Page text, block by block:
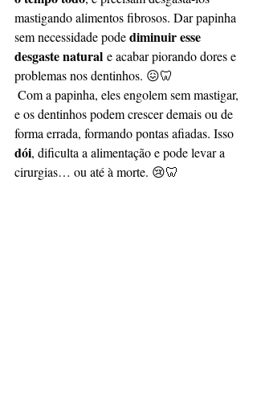
mastigando alimentos fibrosos. Dar papinha
sem necessidade pode diminuir esse
desgaste natural e acabar piorando dores e
problemas nos dentinhos. 😖🦷
Com a papinha, eles engolem sem mastigar,
e os dentinhos podem crescer demais ou de
forma errada, formando pontas afiadas. Isso
dói, dificulta a alimentação e pode levar a
cirurgias… ou até à morte. 😢🦷